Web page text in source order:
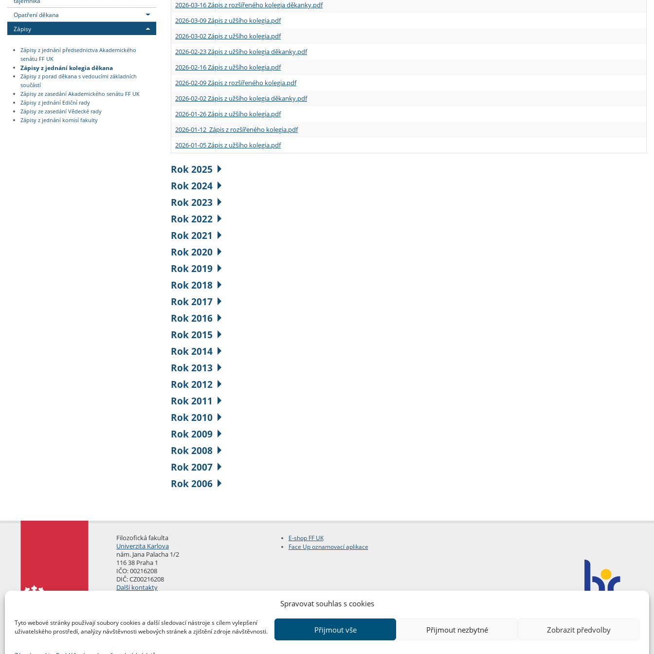
Spravovat souhlas s cookies
Tyto webové stránky používají soubory cookies a další sledovací nástroje s cílem vylepšení
uživatelského prostředí, analýzy návštěvnosti webových stránek a zjištění zdroje návštěvnosti.
Přijmout vše Přijmout nezbytné Zobrazit předvolby
Opatření děkana
Zápisy
Zápisy z jednání předsednictva Akademického
senátu FF UK
Zápisy z jednání kolegia děkana
Zápisy z porad děkana s vedoucími základních
součástí
Zápisy ze zasedání Akademického senátu FF UK
Zápisy z jednání Ediční rady
Zápisy ze zasedání Vědecké rady
Zápisy z jednání komisí fakulty
2026-03-16 Zápis z rozšířeného kolegia děkanky.pdf
2026-03-09 Zápis z užšího kolegia.pdf
2026-03-02 Zápis z užšího kolegia.pdf
2026-02-23 Zápis z užšího kolegia děkanky.pdf
2026-02-16 Zápis z užšího kolegia.pdf
2026-02-09 Zápis z rozšířeného kolegia.pdf
2026-02-02 Zápis z užšího kolegia děkanky.pdf
2026-01-26 Zápis z užšího kolegia.pdf
2026-01-12 Zápis z rozšířeného kolegia.pdf
2026-01-05 Zápis z užšího kolegia.pdf
Rok 2025
Rok 2024
Rok 2023
Rok 2022
Rok 2021
Rok 2020
Rok 2019
Rok 2018
Rok 2017
Rok 2016
Rok 2015
Rok 2014
Rok 2013
Rok 2012
Rok 2011
Rok 2010
Rok 2009
Rok 2008
Rok 2007
Rok 2006
Filozofická fakulta
Univerzita Karlova
nám. Jana Palacha 1/2
116 38 Praha 1
IČO: 00216208
DIČ: CZ00216208
Další kontakty
E-shop FF UK
Face Up oznamovací aplikace